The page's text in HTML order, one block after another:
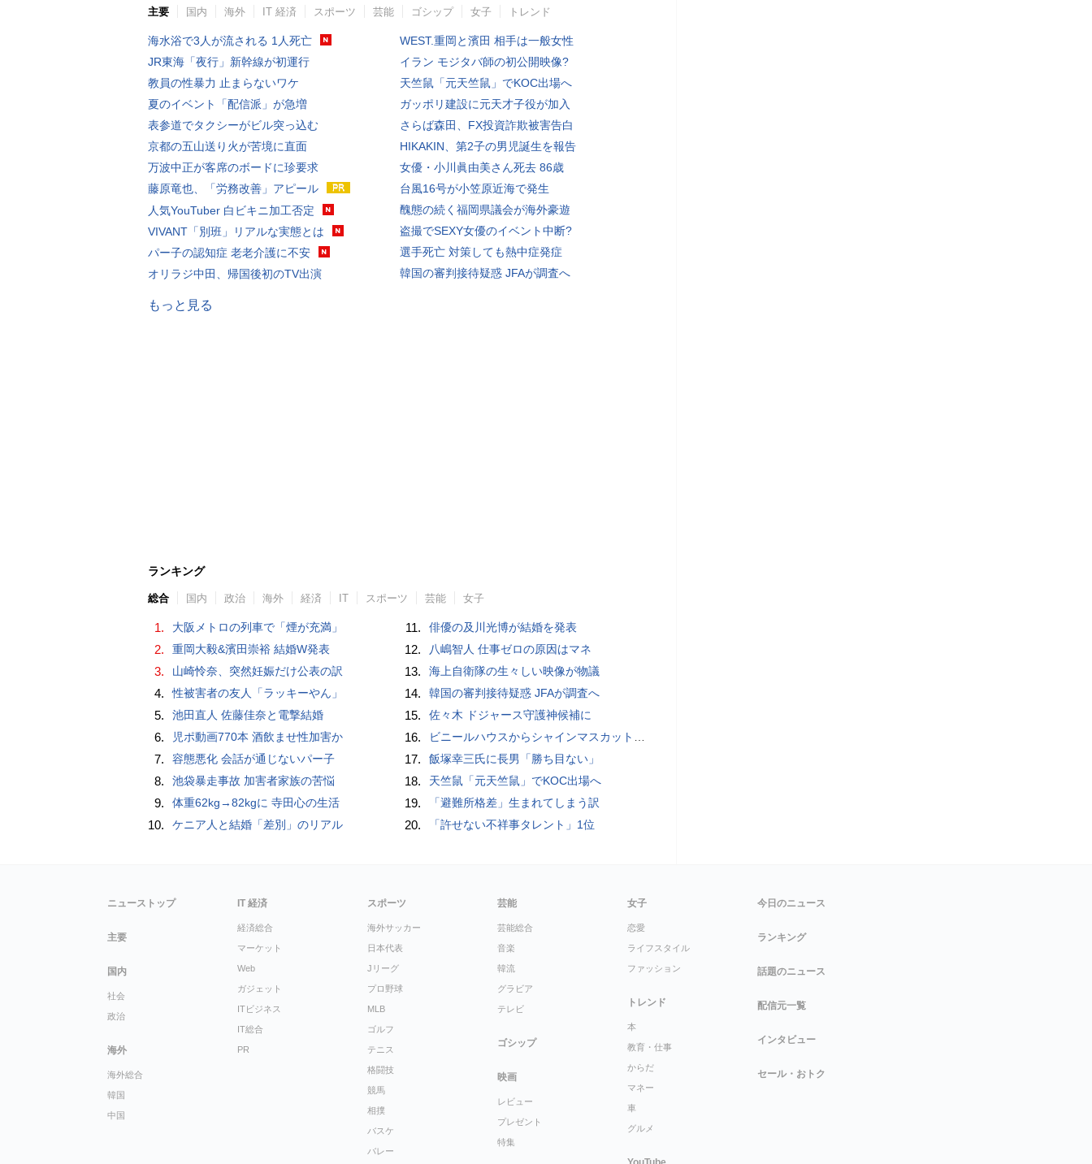
主要 国内 海外 IT 経済 スポーツ 芸能 ゴシップ 女子 トレンド
海水浴で3人が流される 1人死亡
JR東海「夜行」新幹線が初運行
教員の性暴力 止まらないワケ
夏のイベント「配信派」が急増
表参道でタクシーがビル突っ込む
京都の五山送り火が苦境に直面
万波中正が客席のボードに珍要求
藤原竜也、「労務改善」アピール
人気YouTuber 白ビキニ加工否定
VIVANT「別班」リアルな実態とは
パー子の認知症 老老介護に不安
オリラジ中田、帰国後初のTV出演
WEST.重岡と濱田 相手は一般女性
イラン モジタバ師の初公開映像?
天竺鼠「元天竺鼠」でKOC出場へ
ガッポリ建設に元天才子役が加入
さらば森田、FX投資詐欺被害告白
HIKAKIN、第2子の男児誕生を報告
女優・小川眞由美さん死去 86歳
台風16号が小笠原近海で発生
醜態の続く福岡県議会が海外豪遊
盗撮でSEXY女優のイベント中断?
選手死亡 対策しても熱中症発症
韓国の審判接待疑惑 JFAが調査へ
もっと見る
ランキング
総合 国内 政治 海外 経済 IT スポーツ 芸能 女子
1. 大阪メトロの列車で「煙が充満」
2. 重岡大毅&濱田崇裕 結婚W発表
3. 山崎怜奈、突然妊娠だけ公表の訳
4. 性被害者の友人「ラッキーやん」
5. 池田直人 佐藤佳奈と電撃結婚
6. 児ポ動画770本 酒飲ませ性加害か
7. 容態悪化 会話が通じないパー子
8. 池袋暴走事故 加害者家族の苦悩
9. 体重62kg→82kgに 寺田心の生活
10. ケニア人と結婚「差別」のリアル
11. 俳優の及川光博が結婚を発表
12. 八嶋智人 仕事ゼロの原因はマネ
13. 海上自衛隊の生々しい映像が物議
14. 韓国の審判接待疑惑 JFAが調査へ
15. 佐々木 ドジャース守護神候補に
16. ビニールハウスからシャインマスカット約200房を盗んだ疑い ネットで販売か 無職の男（42）逮捕 岡山県警
17. 飯塚幸三氏に長男「勝ち目ない」
18. 天竺鼠「元天竺鼠」でKOC出場へ
19. 「避難所格差」生まれてしまう訳
20. 「許せない不祥事タレント」1位
ニューストップ
主要
国内
社会
政治
海外
海外総合
韓国
中国
IT 経済
経済総合
マーケット
Web
ガジェット
ITビジネス
IT総合
PR
スポーツ
海外サッカー
日本代表
Jリーグ
プロ野球
MLB
ゴルフ
テニス
格闘技
競馬
相撲
バスケ
バレー
芸能
芸能総合
音楽
韓流
グラビア
テレビ
ゴシップ
映画
レビュー
プレゼント
特集
女子
恋愛
ライフスタイル
ファッション
トレンド
本
教育・仕事
からだ
マネー
車
グルメ
今日のニュース
ランキング
話題のニュース
配信元一覧
インタビュー
セール・おトク